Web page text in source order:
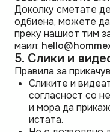
Доколку сметате
одбиена, можете
преку нашиот тим
маил:
5. Слики и
Правила за
Сликите и
согласност со
и мора да
истата.